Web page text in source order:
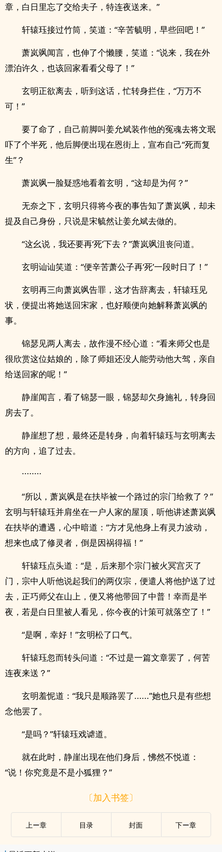
章，白日里忘了交给夫子，特连夜送来。”
轩辕珏接过竹筒，笑道：“辛苦毓明，早些回吧！”
萧岚飒闻言，也伸了个懒腰，笑道：“说来，我在外
漂泊许久，也该回家看看父母了！”
玄明正欲离去，听到这话，忙转身拦住，“万万不
可！”
要了命了，自己前脚叫姜允斌装作他的冤魂去将文珉
吓了个半死，他后脚便出现在恩街上，宣布自己“死而复
生”？
萧岚飒一脸疑惑地看着玄明，“这却是为何？”
无奈之下，玄明只得将今夜的事告知了萧岚飒，却未
提及自己身份，只说是宋毓然让姜允斌去做的。
“这幺说，我还要再‘死’下去？”萧岚飒沮丧问道。
玄明讪讪笑道：“便辛苦萧公子再‘死’一段时日了！”
玄明再三向萧岚飒告罪，这才告辞离去，轩辕珏见
状，便提出将她送回宋家，也好顺便向她解释萧岚飒的
事。
锦瑟见两人离去，故作漫不经心道：“看来师父也是
很欣赏这位姑娘的，除了师姐还没人能劳动他大驾，亲自
给送回家的呢！”
静崖闻言，看了锦瑟一眼，锦瑟却欠身施礼，转身回
房去了。
静崖想了想，最终还是转身，向着轩辕珏与玄明离去
的方向，追了过去。
········
“所以，萧岚飒是在扶毕被一个路过的宗门给救了？”
玄明与轩辕珏并肩坐在一户人家的屋顶，听他讲述萧岚飒
在扶毕的遭遇，心中暗道：“方才见他身上有灵力波动，
想来也成了修灵者，倒是因祸得福！”
轩辕珏点头道：“是，后来那个宗门被火冥宫灭了
门，宗中人听他说起我们的两仪宗，便遣人将他护送了过
去，正巧师父在山上，便又将他带回了中普！幸而是半
夜，若是白日里被人看见，你今夜的计策可就落空了！”
“是啊，幸好！”玄明松了口气。
轩辕珏忽而转头问道：“不过是一篇文章罢了，何苦
连夜来送？”
玄明羞怩道：“我只是顺路罢了......”她也只是有些想
念他罢了。
“是吗？”轩辕珏戏谑道。
就在此时，静崖出现在他们身后，怫然不悦道：
“说！你究竟是不是小狐狸？”
〔加入书签〕
上ー章 目录 封面 下ー章